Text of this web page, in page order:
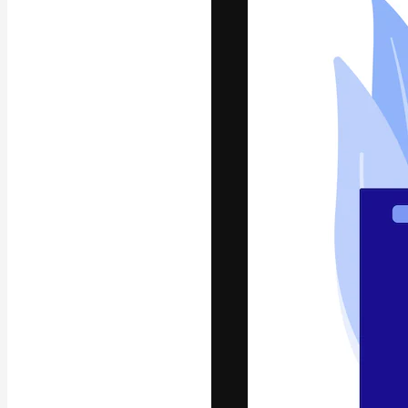
La plateforme
vos meilleurs
d’abonnés :
studios.
Français